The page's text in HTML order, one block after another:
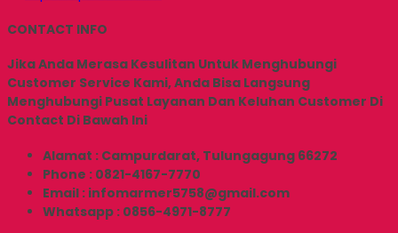
CONTACT INFO
Jika Anda Merasa Kesulitan Untuk Menghubungi
Customer Service Kami, Anda Bisa Langsung
Menghubungi Pusat Layanan Dan Keluhan Customer Di
Contact Di Bawah Ini
Alamat : Campurdarat, Tulungagung 66272
Phone : 0821-4167-7770
Email : infomarmer5758@gmail.com
Whatsapp : 0856-4971-8777